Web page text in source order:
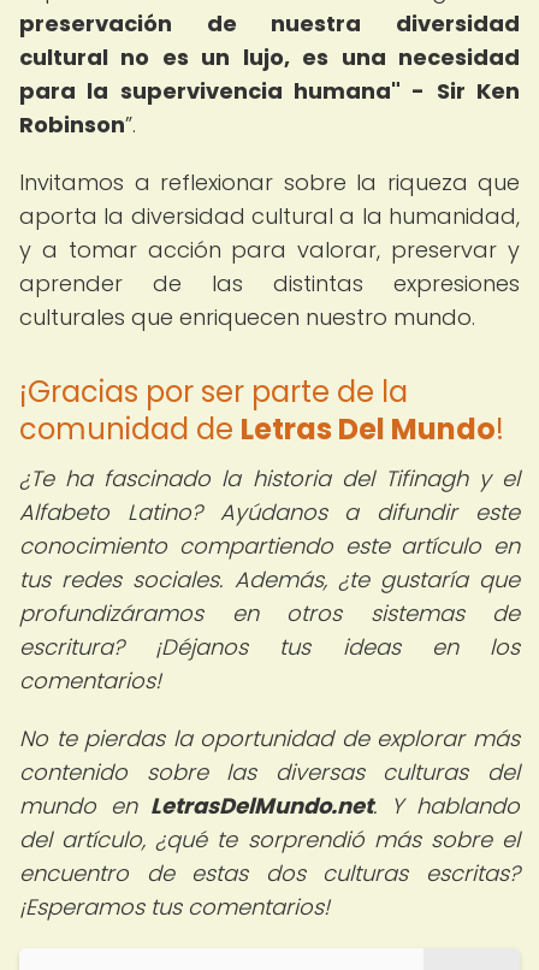
preservación de nuestra diversidad
cultural no es un lujo, es una necesidad
para la supervivencia humana" - Sir Ken
Robinson .
Invitamos a reflexionar sobre la riqueza que
aporta la diversidad cultural a la humanidad,
y a tomar acción para valorar, preservar y
aprender de las distintas expresiones
culturales que enriquecen nuestro mundo.
¡Gracias por ser parte de la
comunidad de Letras Del Mundo!
¿Te ha fascinado la historia del Tifinagh y el
Alfabeto Latino? Ayúdanos a difundir este
conocimiento compartiendo este artículo en
tus redes sociales. Además, ¿te gustaría que
profundizáramos en otros sistemas de
escritura? ¡Déjanos tus ideas en los
comentarios!
No te pierdas la oportunidad de explorar más
contenido sobre las diversas culturas del
mundo en LetrasDelMundo.net. Y hablando
del artículo, ¿qué te sorprendió más sobre el
encuentro de estas dos culturas escritas?
¡Esperamos tus comentarios!